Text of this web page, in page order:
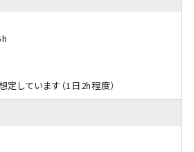
しています（1日2h程度）